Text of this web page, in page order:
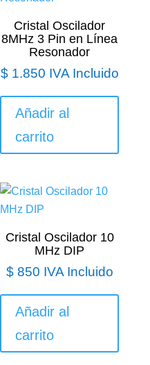
Cristal Oscilador
8MHz 3 Pin en Línea
Resonador
$1.850 IVA Incluido
Añadir al
carrito
Cristal Oscilador 10
MHz DIP
$850 IVA Incluido
Añadir al
carrito